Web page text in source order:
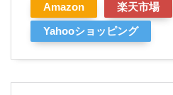
Amazon
楽天市場
Yahooショッピング